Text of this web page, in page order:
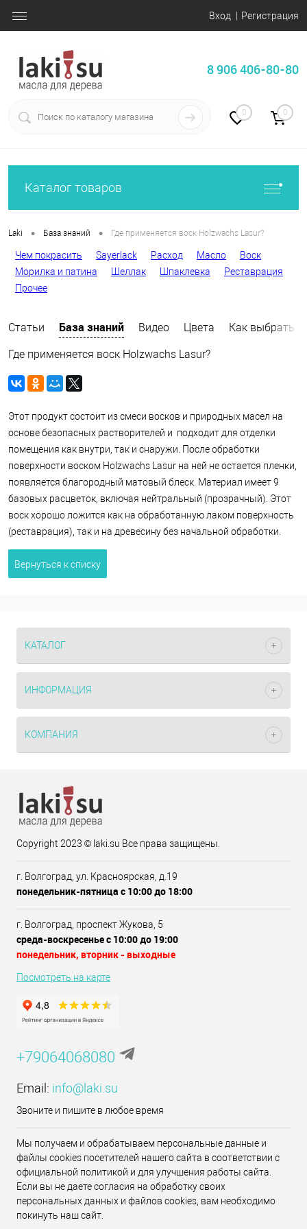
Вход Регистрация
8 906 406-80-80
0 0
Каталог товаров
Laki • База знаний • Где применяется воск Holzwachs Lasur?
Чем покрасить Sayerlack Расход Масло
Воск
Морилка и патина
Шеллак Шпаклевка
Реставрация
Прочее
Статьи База знаний Видео Цвета Как выбрать
Где применяется воск Holzwachs Lasur?
Этот продукт состоит из смеси восков и природных масел на
основе безопасных растворителей и подходит для отделки
помещения как внутри, так и снаружи. После обработки
поверхности воском Holzwachs Lasur на ней не остается пленки,
появляется благородный матовый блеск. Материал имеет 9
базовых расцветок, включая нейтральный (прозрачный). Этот
воск хорошо ложится как на обработанную лаком поверхность
(реставрация), так и на древесину без начальной обработки.
Вернуться к списку
КАТАЛОГ
ИНФОРМАЦИЯ
КОМПАНИЯ
Copyright 2023 © laki.su Все права защищены.
г. Волгоград, ул. Красноярская, д.19
понедельник-пятница с 10:00 до 18:00
г. Волгоград, проспект Жукова, 5
среда-воскресенье с 10:00 до 19:00
понедельник, вторник - выходные
Посмотреть на карте
+79064068080
Email: info@laki.su
Звоните и пишите в любое время
Мы получаем и обрабатываем персональные данные и
файлы cookies посетителей нашего сайта в соответствии с
официальной политикой и для улучшения работы сайта.
Если вы не даете согласия на обработку своих
персональных данных и файлов cookies, вам необходимо
покинуть наш сайт.